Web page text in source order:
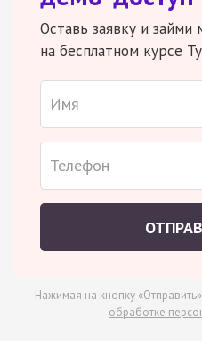
Оставь заявку и займи
на бесплатном курсе
Нажимая на кнопку
обработке